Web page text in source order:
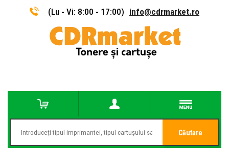
(Lu - Vi: 8:00 - 17:00) info@cdrmarket.ro
Căutare